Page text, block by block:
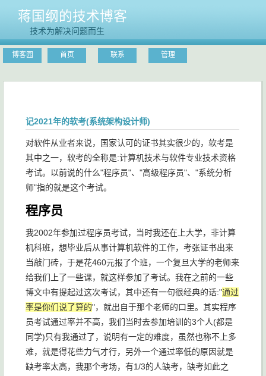
蒋国纲的技术博客
技术为解决问题而生
博客园 首页 联系 管理
记2021年的软考(系统架构设计师)
对软件从业者来说，国家认可的证书其实很少的，软考是
其中之一，软考的全称是:计算机技术与软件专业技术资格
考试。以前说的什么"程序员"、"高级程序员"、"系统分析
师"指的就是这个考试。
程序员
我2002年参加过程序员考试，当时我还在上大学，非计算
机科班，想毕业后从事计算机软件的工作，考张证书出来
当敲门砖，于是花460元报了个班，一个复旦大学的老师来
给我们上了一些课，就这样参加了考试。我在之前的一些
博文中有提起过这次考试，其中还有一句很经典的话:"通过
率是你们说了算的"，就出自于那个老师的口里。其实程序
员考试通过率并不高，我们当时去参加培训的3个人(都是
同学)只有我通过了，说明有一定的难度，虽然也称不上多
难，就是得花些力气才行，另外一个通过率低的原因就是
缺考率太高，我那个考场，有1/3的人缺考，缺考如此之